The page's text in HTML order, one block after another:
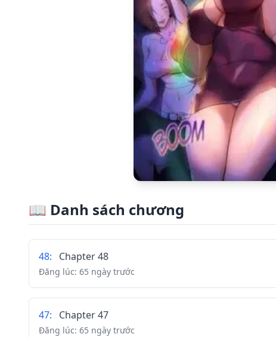
📖 Danh sách chương
48: Chapter 48
Đăng lúc: 65 ngày trước
47: Chapter 47
Đăng lúc: 65 ngày trước